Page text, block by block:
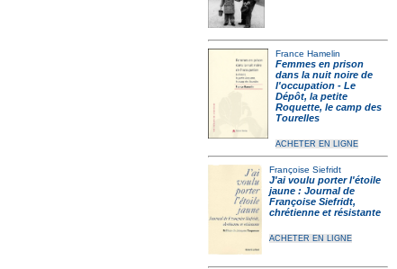
France Hamelin
Femmes en prison
dans la nuit noire de
l'occupation - Le
Dépôt, la petite
Roquette, le camp des
Tourelles
ACHETER EN LIGNE
Françoise Siefridt
J'ai voulu porter l'étoile
jaune : Journal de
Françoise Siefridt,
chrétienne et résistante
ACHETER EN LIGNE